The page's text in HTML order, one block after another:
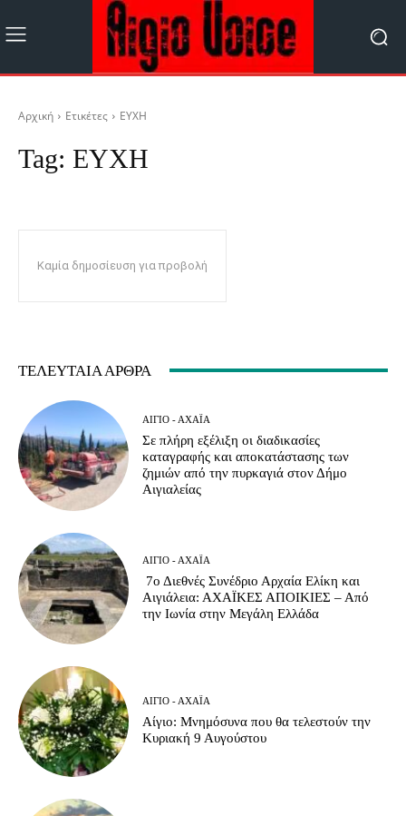
Αρχική Ετικέτες ΕΥΧΗ
Tag: ΕΥΧΗ
Καμία δημοσίευση για προβολή
ΤΕΛΕΥΤΑΊΑ ΆΡΘΡΑ
ΑΊΓΙΟ - ΑΧΑΪ́Α
Σε πλήρη εξέλιξη οι διαδικασίες
καταγραφής και αποκατάστασης των
ζημιών από την πυρκαγιά στον Δήμο
Αιγιαλείας
ΑΊΓΙΟ - ΑΧΑΪ́Α
7ο Διεθνές Συνέδριο Αρχαία Ελίκη και
Αιγιάλεια: ΑΧΑΪΚΕΣ ΑΠΟΙΚΙΕΣ – Από
την Ιωνία στην Μεγάλη Ελλάδα
ΑΊΓΙΟ - ΑΧΑΪ́Α
Αίγιο: Μνημόσυνα που θα τελεστούν την
Κυριακή 9 Αυγούστου